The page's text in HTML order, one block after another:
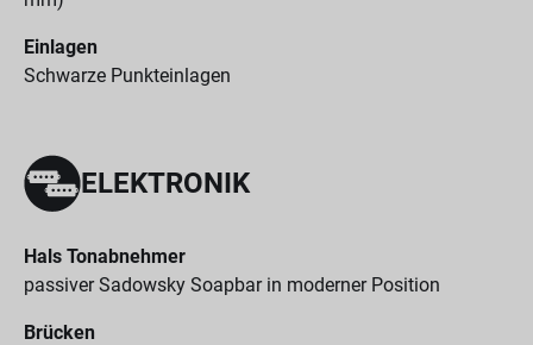
Einlagen
Schwarze Punkteinlagen
ELEKTRONIK
Hals Tonabnehmer
passiver Sadowsky Soapbar in moderner Position
Brücken